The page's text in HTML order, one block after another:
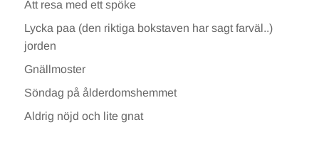
Att resa med ett spöke
Lycka paa (den riktiga bokstaven har sagt farväl..)
jorden
Gnällmoster
Söndag på ålderdomshemmet
Aldrig nöjd och lite gnat